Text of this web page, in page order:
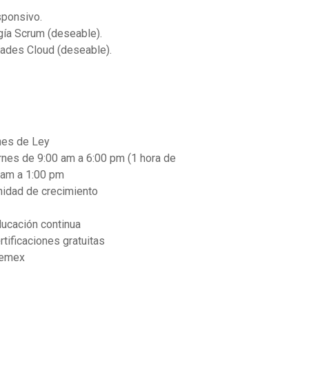
Scrum (deseable).
Cloud (deseable).
de Ley
de 9:00 am a 6:00 pm (1 hora de
a 1:00 pm
de crecimiento
continua
gratuitas